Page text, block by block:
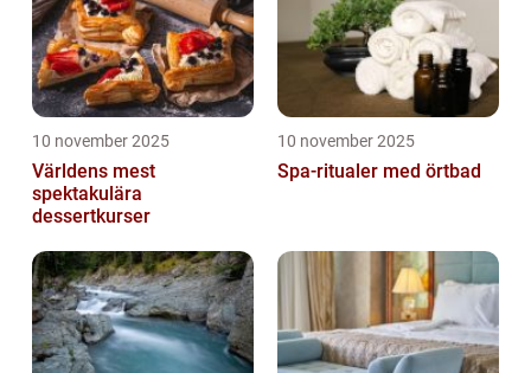
10 november 2025
Världens mest
spektakulära
dessertkurser
10 november 2025
Spa-ritualer med örtbad